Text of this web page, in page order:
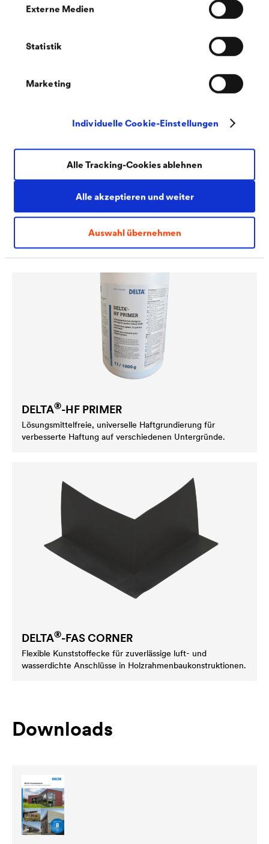
Externe Medien
Statistik
Marketing
Individuelle Cookie-Einstellungen
Alle akzeptieren und weiter
Auswahl übernehmen
Alle Tracking-Cookies ablehnen
DELTA®-TILAXX ULTRA
Universell einsetzbarer, leistungsstarker, dauerelastischer
DELTA®-HF PRIMER
Lösungsmittelfreie, universelle Haftgrundierung für
verbesserte Haftung auf verschiedenen Untergründe.
DELTA®-FAS CORNER
Flexible Kunststoffecke für zuverlässige luft- und
wasserdichte Anschlüsse in Holzrahmenbaukonstruktionen.
Downloads